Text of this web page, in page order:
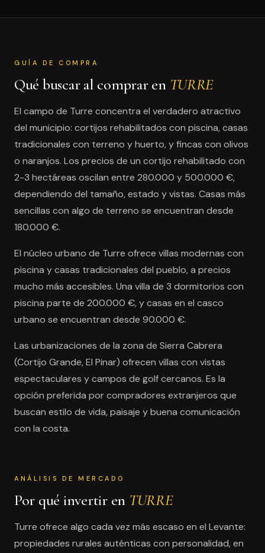
GUÍA DE COMPRA
Qué buscar al comprar en TURRE
El campo de Turre concentra el verdadero atractivo
del municipio: cortijos rehabilitados con piscina, casas
tradicionales con terreno y huerto, y fincas con olivos
o naranjos. Los precios de un cortijo rehabilitado con
2-3 hectáreas oscilan entre 280.000 y 500.000 €,
dependiendo del tamaño, estado y vistas. Casas más
sencillas con algo de terreno se encuentran desde
180.000 €.
El núcleo urbano de Turre ofrece villas modernas con
piscina y casas tradicionales del pueblo, a precios
mucho más accesibles. Una villa de 3 dormitorios con
piscina parte de 200.000 €, y casas en el casco
urbano se encuentran desde 90.000 €.
Las urbanizaciones de la zona de Sierra Cabrera
(Cortijo Grande, El Pinar) ofrecen villas con vistas
espectaculares y campos de golf cercanos. Es la
opción preferida por compradores extranjeros que
buscan estilo de vida, paisaje y buena comunicación
con la costa.
ANÁLISIS DE MERCADO
Por qué invertir en TURRE
Turre ofrece algo cada vez más escaso en el Levante:
propiedades rurales auténticas con personalidad, en